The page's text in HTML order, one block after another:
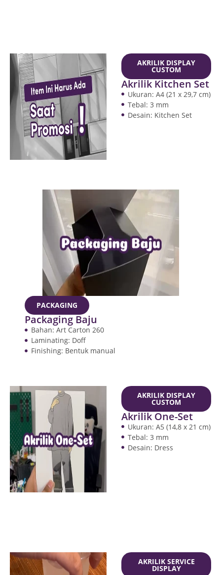
AKRILIK DISPLAY
CUSTOM
Akrilik Kitchen Set
Ukuran: A4 (21 x 29,7 cm)
Tebal: 3 mm
Desain: Kitchen Set
PACKAGING
Packaging Baju
Bahan: Art Carton 260
Laminating: Doff
Finishing: Bentuk manual
AKRILIK DISPLAY
CUSTOM
Akrilik One-Set
Ukuran: A5 (14,8 x 21 cm)
Tebal: 3 mm
Desain: Dress
AKRILIK SERVICE
DISPLAY